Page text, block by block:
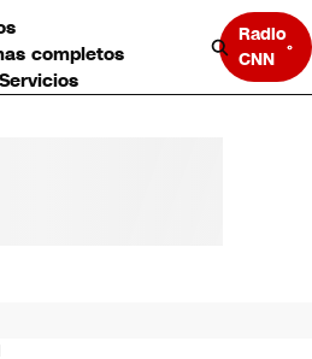
completos
Servicios
Radio
CNN